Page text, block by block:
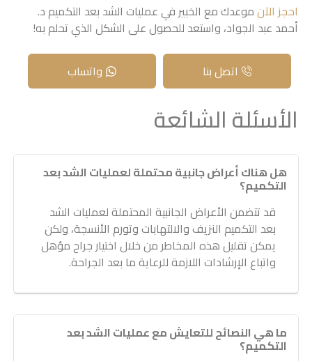
احجز الآنموعدك مع الخبير في عمليات الشد بعد التكميم د.
أحمد عبد الجواد، واستعد للحصول على الشكل الذي تحلم به!
اتصل بنا واتساب
الأسئلة الشائعة
هل هناك أعراض جانبية محتملة لعمليات الشد بعد
التكميم؟
قد تتضمن الأعراض الجانبية المحتملة لعمليات الشد
بعد التكميم النزيف والالتهابات وتورم الأنسجة، ولكن
يمكن تقليل هذه المخاطر من خلال اختيار جراح مؤهل
واتباع الإرشادات اللازمة للرعاية ما بعد الجراحة.
ما هي النصائح للتعايش مع عمليات الشد بعد
التكميم؟